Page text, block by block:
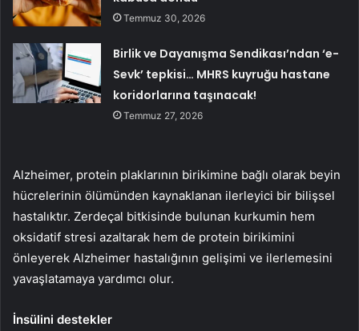
Temmuz 30, 2026
Birlik ve Dayanışma Sendikası’ndan ‘e-
Sevk’ tepkisi… MHRS kuyruğu hastane
koridorlarına taşınacak!
Temmuz 27, 2026
Alzheimer, protein plaklarının birikimine bağlı olarak beyin
hücrelerinin ölümünden kaynaklanan ilerleyici bir bilişsel
hastalıktır. Zerdeçal bitkisinde bulunan kurkumin hem
oksidatif stresi azaltarak hem de protein birikimini
önleyerek Alzheimer hastalığının gelişimi ve ilerlemesini
yavaşlatamaya yardımcı olur.
İnsülini destekler